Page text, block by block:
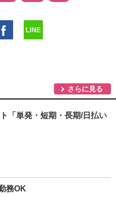
さらに見る
「単発・短期・長期/日払い
務OK